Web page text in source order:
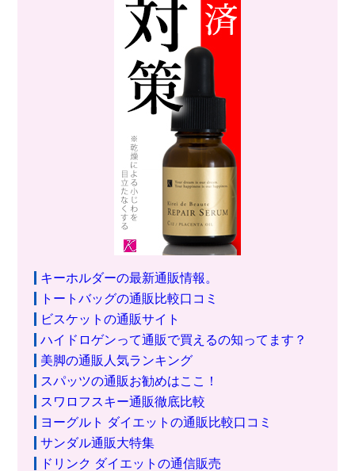
キーホルダーの最新通販情報。
トートバッグの通販比較口コミ
ビスケットの通販サイト
ハイドロゲンって通販で買えるの知ってます？
美脚の通販人気ランキング
スパッツの通販お勧めはここ！
スワロフスキー通販徹底比較
ヨーグルト ダイエットの通販比較口コミ
サンダル通販大特集
ドリンク ダイエットの通信販売